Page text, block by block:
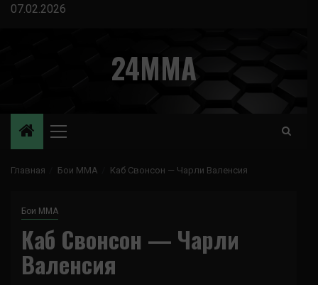
Перейти
07.02.2026
24MMA
Основное
Главная Бои ММА Каб Свонсон — Чарли Валенсия
Бои ММА
Каб Свонсон — Чарли
Валенсия